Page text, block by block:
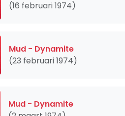
(16 februari 1974)
Mud - Dynamite
(23 februari 1974)
Mud - Dynamite